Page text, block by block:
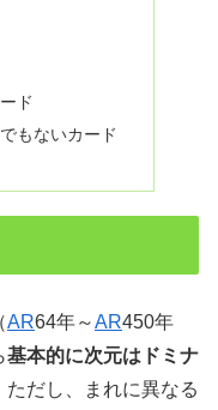
ド
もないカード
AR64年～AR450年
基本的に次元はドミナ
ただし、まれに異なる